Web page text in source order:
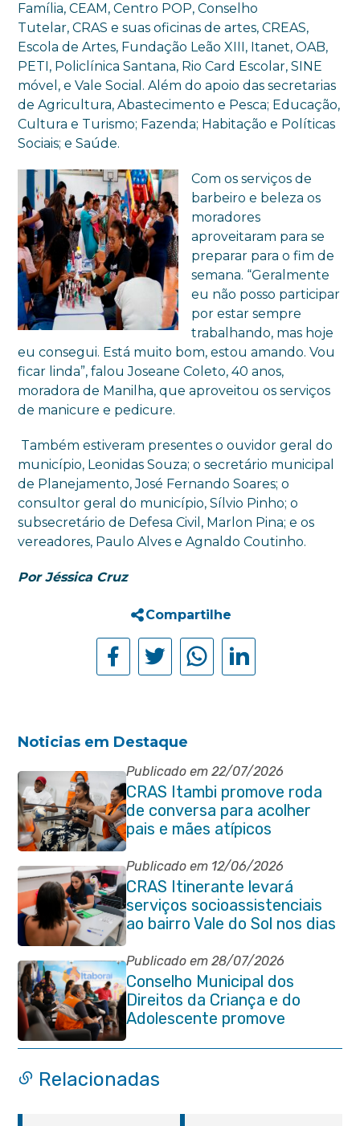
Família, CEAM, Centro POP, Conselho
Tutelar, CRAS e suas oficinas de artes, CREAS,
Escola de Artes, Fundação Leão XIII, Itanet, OAB,
PETI, Policlínica Santana, RioCard Escolar, SINE
móvel, e Vale Social. Além do apoio das secretarias
de Agricultura, Abastecimento e Pesca; Educação,
Cultura e Turismo; Fazenda; Habitação e Políticas
Sociais; e Saúde.
Com os serviços de
barbeiro e beleza os
moradores
aproveitaram para se
preparar para o fim de
semana. “Geralmente
eu não posso participar
por estar sempre
trabalhando, mas hoje
eu consegui. Está muito bom, estou amando. Vou
ficar linda”, falou Joseane Coleto, 40 anos,
moradora de Manilha, que aproveitou os serviços
de manicure e pedicure.
Também estiveram presentes o ouvidor geral do
município, Leonidas Souza; o secretário municipal
de Planejamento, José Fernando Soares; o
consultor geral do município, Sílvio Pinho; o
subsecretário de Defesa Civil, Marlon Pina; e os
vereadores, Paulo Alves e Agnaldo Coutinho.
Por Jéssica Cruz
Compartilhe
Noticias em Destaque
Publicado em 22/07/2026
CRAS Itambi promove roda
de conversa para acolher
pais e mães atípicos
Publicado em 12/06/2026
CRAS Itinerante levará
serviços socioassistenciais
ao bairro Vale do Sol nos dias
15 e 16 de junho e Vila
Gabriela 18 de junho
Publicado em 28/07/2026
Conselho Municipal dos
Direitos da Criança e do
Adolescente promove
reunião de alinhamento com
órgãos públicos
Relacionadas